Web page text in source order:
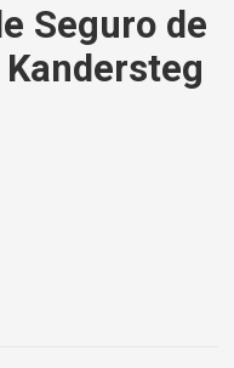
Seguro de
Kandersteg